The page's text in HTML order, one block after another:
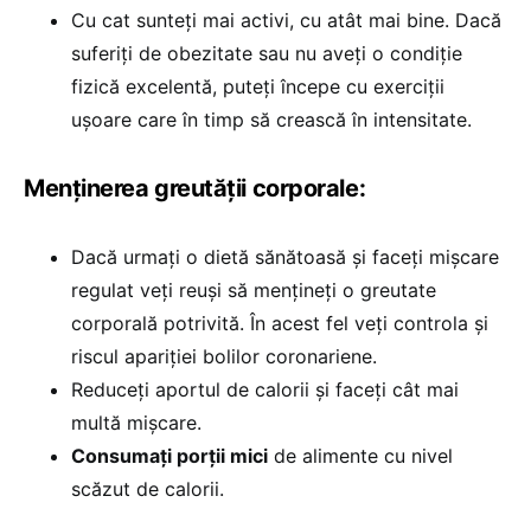
Cu cat sunteți mai activi, cu atât mai bine. Dacă
suferiți de obezitate sau nu aveți o condiție
fizică excelentă, puteți începe cu exerciții
ușoare care în timp să crească în intensitate.
Menținerea greutății corporale:
Dacă urmați o dietă sănătoasă și faceți mișcare
regulat veți reuși să mențineți o greutate
corporală potrivită. În acest fel veți controla și
riscul apariției bolilor coronariene.
Reduceți aportul de calorii și faceți cât mai
multă mișcare.
Consumați porții mici de alimente cu nivel
scăzut de calorii.